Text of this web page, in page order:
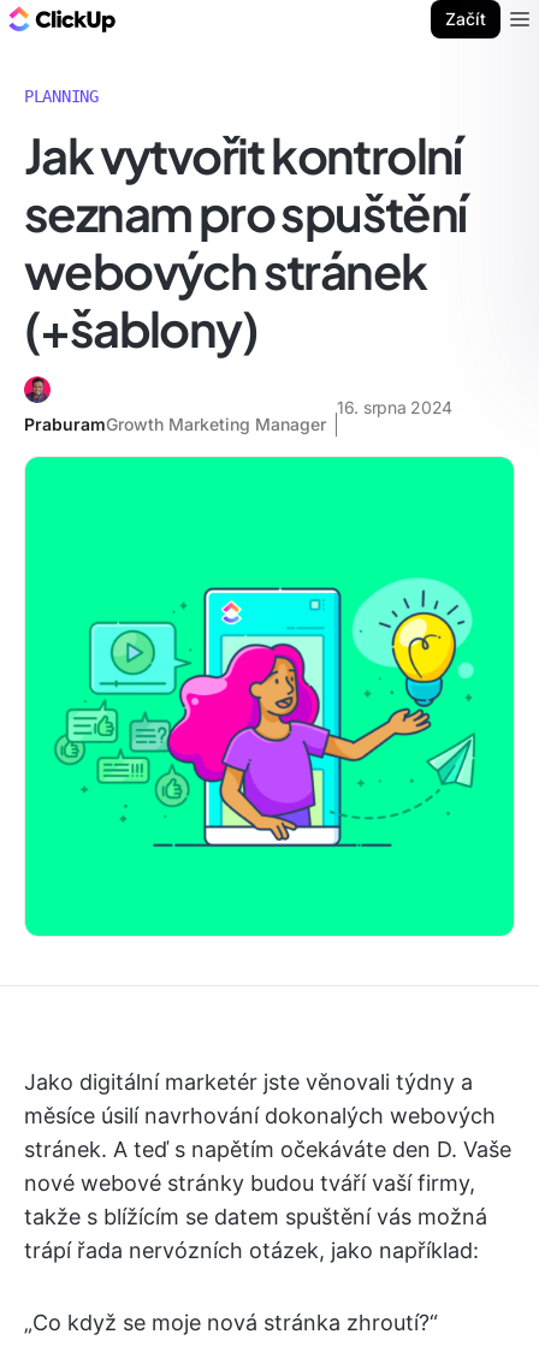
Začít
PLANNING
Jak vytvořit kontrolní
seznam pro spuštění
webových stránek
(+šablony)
PraburamGrowth Marketing Manager
16. srpna 2024
Jako digitální marketér jste věnovali týdny a
měsíce úsilí navrhování dokonalých webových
stránek. A teď s napětím očekáváte den D. Vaše
nové webové stránky budou tváří vaší firmy,
takže s blížícím se datem spuštění vás možná
trápí řada nervózních otázek, jako například:
„Co když se moje nová stránka zhroutí?“